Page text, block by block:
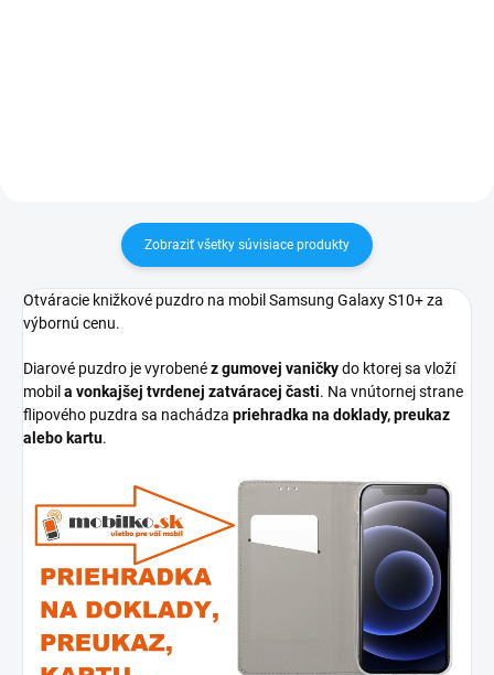
Zobraziť všetky súvisiace produkty
Otváracie knižkové puzdro na mobil Samsung Galaxy S10+ za
výbornú cenu.
Diarové puzdro je vyrobenéz gumovej vaničkydo ktorej sa vloží
mobil a vonkajšej tvrdenej zatváracej časti. Na vnútornej strane
flipového puzdra sa nachádza priehradka na doklady, preukaz
alebo kartu.